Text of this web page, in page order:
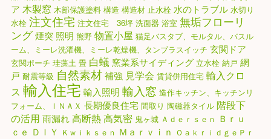
ア 木製窓 木部保護塗料 構造 構造材 止水栓 水のトラブル 水切り
水栓 注文住宅 注文住宅 36坪 洗面器 浴室 無垢フローリ
ング煙突 照明 熊野 物置小屋 猫足バスタブ、モルタル、バスル
ーム、ミーレ洗濯機、ミーレ乾燥機、タンブラスイッチ 玄関ドア
玄関ポーチ 珪藻土 畳 白蟻 窯業系サイディング 立水栓 納戸 網
戸 耐震等級 自然素材補強 見学会 賃貸併用住宅 輸入クロ
ス 輸入住宅 輸入照明 輸入窓 造作キッチン、キッチンリ
フォーム、ＩＮＡＸ 長期優良住宅 間取り 陶磁器タイル 階段下
の活用 雨漏れ高断熱高気密 鬼ヶ城 Ａｄｅｒｓｅｎ Ｂｒｕ
ｃｅ ＤＩＹ Ｋｗｉｋｓｅｎ Ｍａｒｖｉｎ ＯａｋｒｉｄｇｅＰｒ